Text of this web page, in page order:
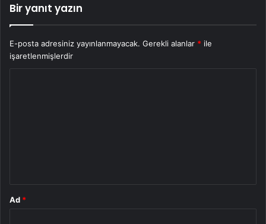
Bir yanıt yazın
E-posta adresiniz yayınlanmayacak. Gerekli alanlar * ile
işaretlenmişlerdir
Ad *